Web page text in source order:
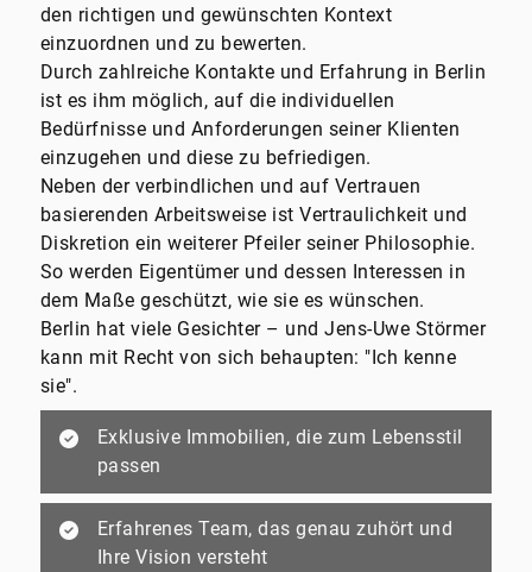
den richtigen und gewünschten Kontext
einzuordnen und zu bewerten.
Durch zahlreiche Kontakte und Erfahrung in Berlin
ist es ihm möglich, auf die individuellen
Bedürfnisse und Anforderungen seiner Klienten
einzugehen und diese zu befriedigen.
Neben der verbindlichen und auf Vertrauen
basierenden Arbeitsweise ist Vertraulichkeit und
Diskretion ein weiterer Pfeiler seiner Philosophie.
So werden Eigentümer und dessen Interessen in
dem Maße geschützt, wie sie es wünschen.
Berlin hat viele Gesichter – und Jens-Uwe Störmer
kann mit Recht von sich behaupten: "Ich kenne
sie".
Exklusive Immobilien, die zum Lebensstil
passen
Erfahrenes Team, das genau zuhört und
Ihre Vision versteht